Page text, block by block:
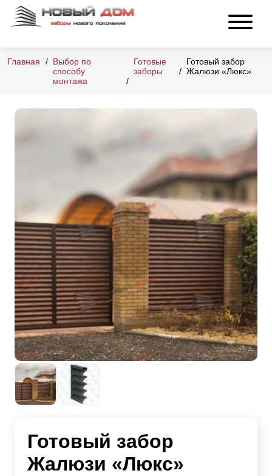
Главная
Выбор по
способу
монтажа
Готовые
заборы
Готовый забор
Жалюзи «Люкс»
Готовый забор
Жалюзи «Люкс»